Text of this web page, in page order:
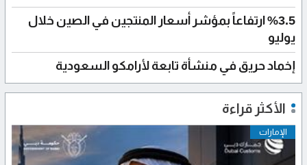
%3.5 ارتفاعاً بمؤشر أسعار المنتجين في الصين خلال
يوليو
إخماد حريق في منشأة تابعة لأرامكو السعودية
الأكثر قراءة
الإمارات